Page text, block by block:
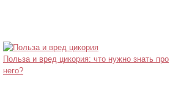
Польза и вред цикория: что нужно знать про
него?